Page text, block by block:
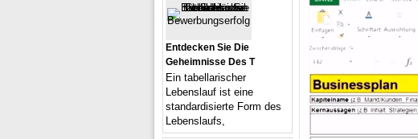
Entdecken Sie Die
Geheimnisse Des T
Ein tabellarischer
Lebenslauf ist eine
standardisierte Form des
Lebenslaufs,